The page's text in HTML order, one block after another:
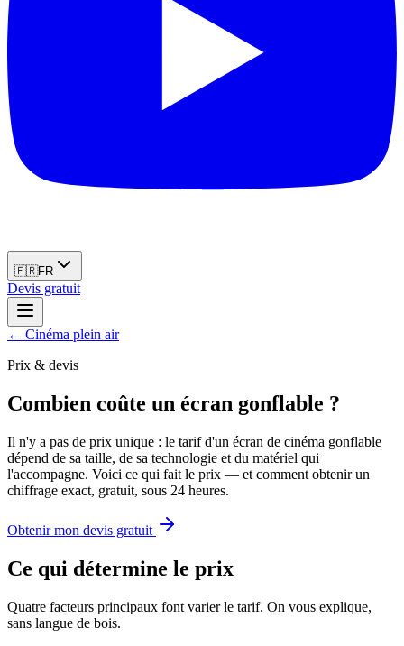
🇫🇷FR
Devis gratuit
← Cinéma plein air
Prix & devis
Combien coûte un écran gonflable ?
Il n'y a pas de prix unique : le tarif d'un écran de cinéma gonflable
dépend de sa taille, de sa technologie et du matériel qui
l'accompagne. Voici ce qui fait le prix — et comment obtenir un
chiffrage exact, gratuit, sous 24 heures.
Obtenir mon devis gratuit
Ce qui détermine le prix
Quatre facteurs principaux font varier le tarif. On vous explique,
sans langue de bois.